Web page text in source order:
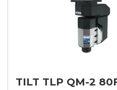
TILT TLP QM-2